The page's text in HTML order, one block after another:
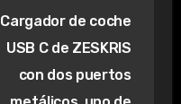
Cargador de coche
USB C de ZESKRIS
con dos puertos